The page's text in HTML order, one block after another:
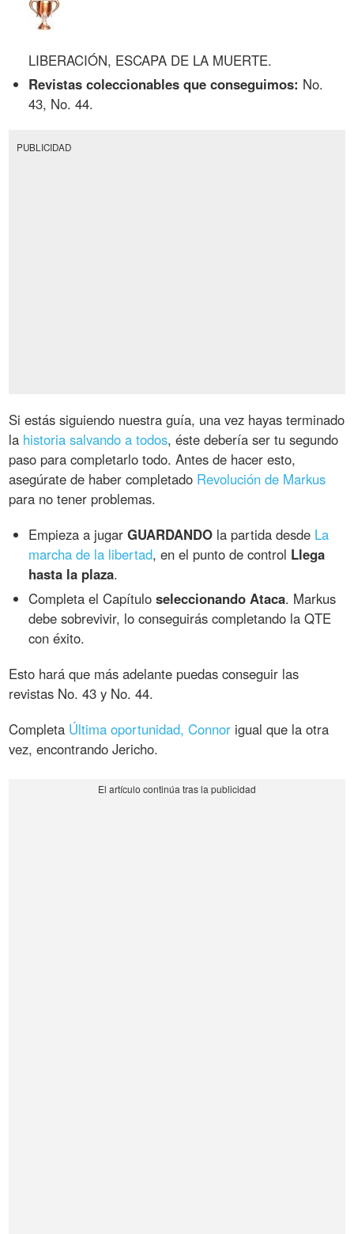
LIBERACIÓN, ESCAPA DE LA MUERTE.
Revistas coleccionables que conseguimos: No.
43, No. 44.
PUBLICIDAD
Si estás siguiendo nuestra guía, una vez hayas terminado
la historia salvando a todos, éste debería ser tu segundo
paso para completarlo todo. Antes de hacer esto,
asegúrate de haber completado Revolución de Markus
para no tener problemas.
Empieza a jugarGUARDANDO la partida desde La
marcha de la libertad, en el punto de control Llega
hasta la plaza.
Completa el Capítuloseleccionando Ataca. Markus
debe sobrevivir, lo conseguirás completando la QTE
con éxito.
Esto hará que más adelante puedas conseguir las
revistas No. 43 y No. 44.
Completa Última oportunidad, Connor igual que la otra
vez, encontrando Jericho.